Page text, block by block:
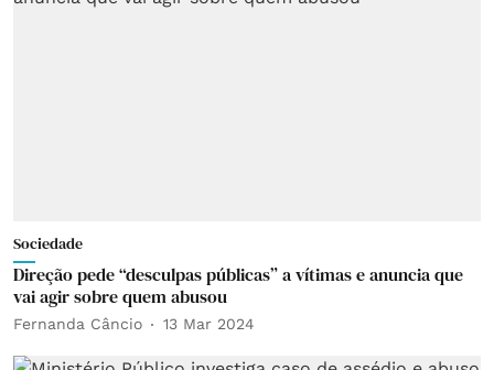
Sociedade
Direção pede “desculpas públicas” a vítimas e anuncia que
vai agir sobre quem abusou
Fernanda Câncio 13 Mar 2024